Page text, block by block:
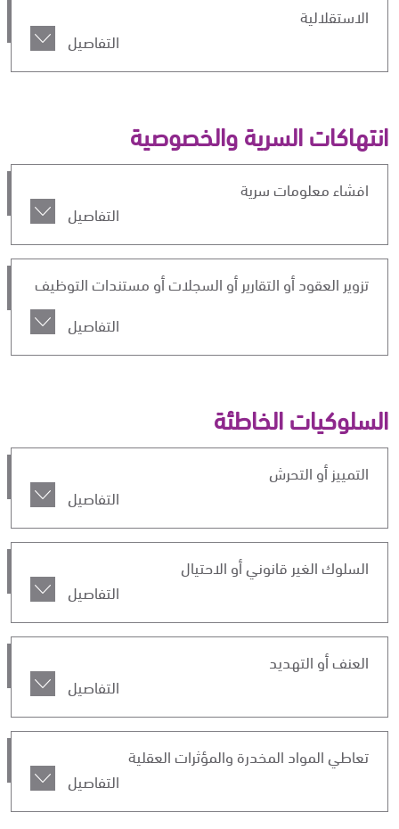
الاستقلالية
التفاصيل
انتهاكات السرية والخصوصية
افشاء معلومات سرية
التفاصيل
تزوير العقود أو التقارير أو السجلات أو مستندات التوظيف
التفاصيل
السلوكيات الخاطئة
التمييز أو التحرش
التفاصيل
السلوك الغير قانوني أو الاحتيال
التفاصيل
العنف أو التهديد
التفاصيل
تعاطي المواد المخدرة والمؤثرات العقلية
التفاصيل